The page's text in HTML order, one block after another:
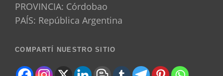
PROVINCIA: Córdobao
PAÍS: República Argentina
COMPARTÍ NUESTRO SITIO